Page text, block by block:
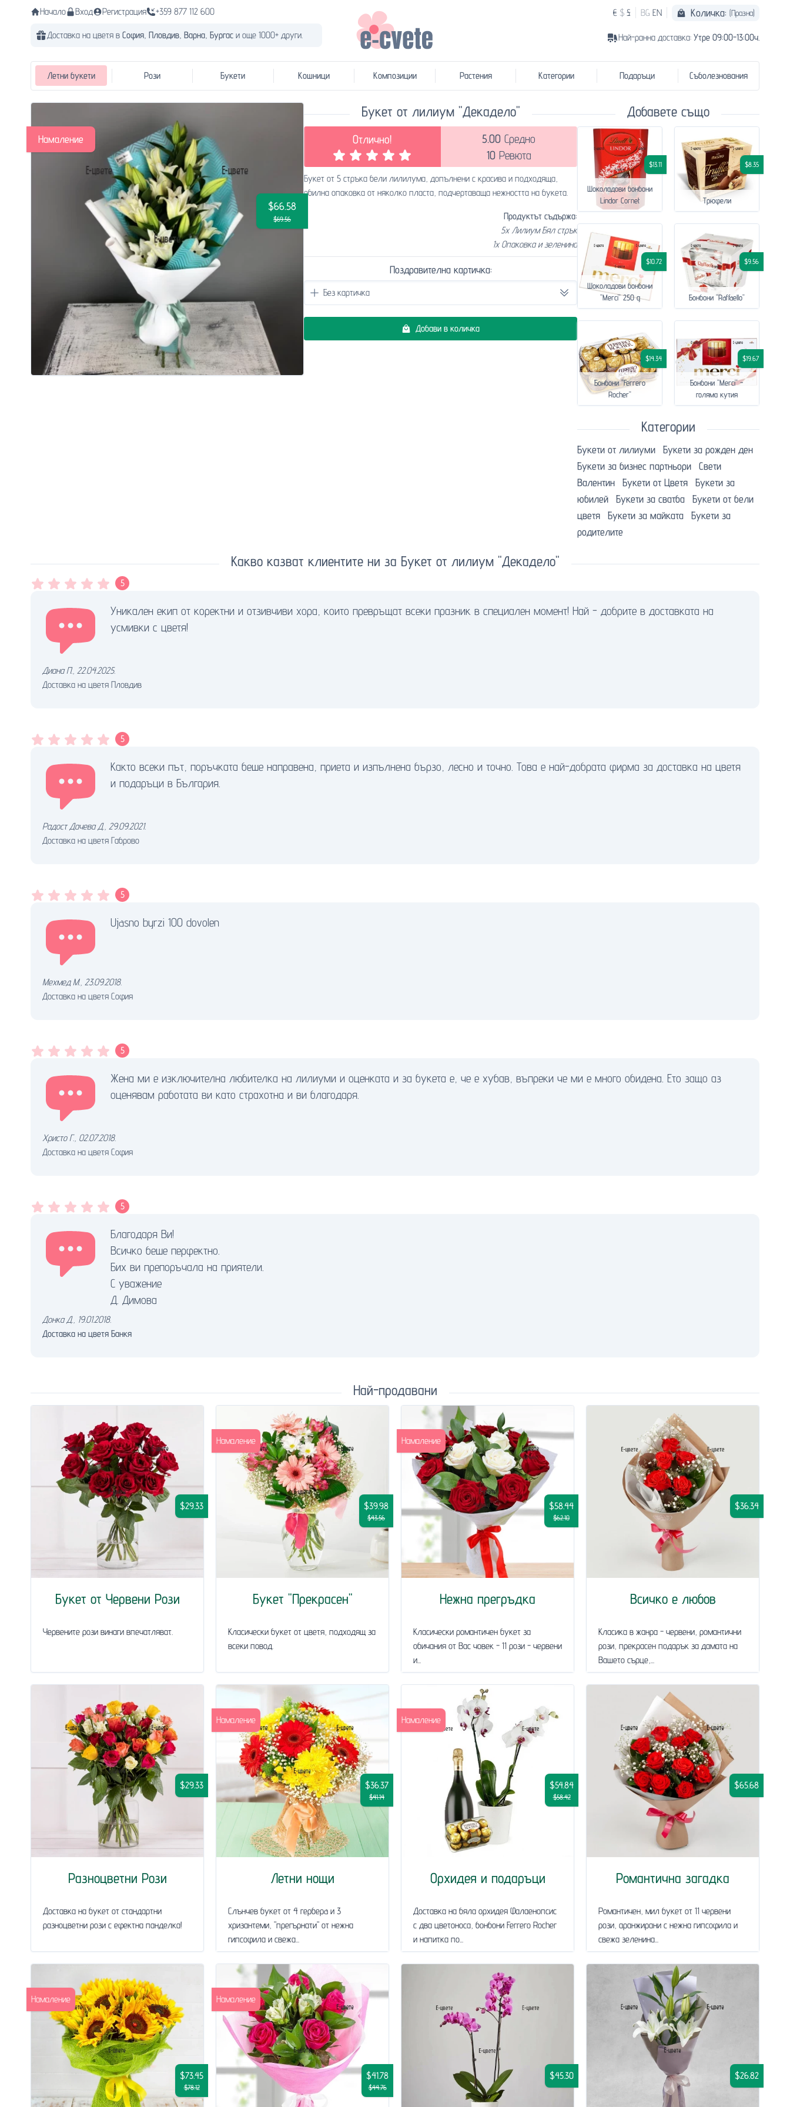
Начало Вход Регистрация +359 877 112 600
Доставка на цветя в София, Пловдив, Варна, Бургас и още 1000+ други.
€ $ £ BG EN Количка: (Празна)
Най-ранна доставка: Утре 09:00-13:00ч.
Летни букети Рози Букети Кошници Композиции Растения Категории Подаръци Съболезнования
$66.58
$69.56
Намаление
Букет от лилиум "Декадело"
Отлично! 5.00 Средно
10Ревюта
Букет от 5 стръка бели лилилума, допълнени с красива и подходяща,
обилна опаковка от няколко пласта, подчертаваща нежността на букета.
Продуктът съдържа:
5x Лилиум Бял стрък
1x Опаковка и зеленина
Поздравителна картичка:
Добави в количка
Добавете също
$13.11
Шоколадови бонбони
Lindor Cornet
$8.35
Трюфели
$10.72
Шоколадови бонбони
"Merci" 250 g
$9.56
Бонбони "Raffaello"
$14.34
Бонбони "Ferrero
Rocher"
$19.67
Бонбони "Merci" -
голяма кутия
Категории
Букети от лилиуми
Букети за рожден ден
Букети за бизнес партньори
Свети
Валентин
Букети от Цветя
Букети за
юбилей
Букети за сватба
Букети от бели
цветя
Букети за майката
Букети за
родителите
Какво казват клиентите ни за Букет от лилиум "Декадело"
5
Уникален екип от коректни и отзивчиви хора, които превръщат всеки празник в специален момент! Най - добрите в доставката на
усмивки с цветя!
Диана П., 22.04.2025.
Доставка на цветя Пловдив
5
Както всеки път, поръчката беше направена, приета и изпълнена бързо, лесно и точно. Това е най-добрата фирма за доставка на цветя
и подаръци в България.
Радост Дачева Д., 29.09.2021.
Доставка на цветя Габрово
5
Ujasno byrzi 100 dovolen
Мехмед М., 23.09.2018.
Доставка на цветя София
5
Жена ми е изключителна любителка на лилиуми и оценката и за букета е, че е хубав, въпреки че ми е много обидена. Ето защо аз
оценявам работата ви като страхотна и ви благодаря.
Христо Г., 02.07.2018.
Доставка на цветя София
5
Благодаря Ви!
Всичко беше перфектно.
Бих ви препоръчала на приятели.
С уважение
Д. Димова
Донка Д., 19.01.2018.
Доставка на цветя Банкя
Най-продавани
Букет от Червени Рози
$29.33
Червените рози винаги впечатляват.
Букет "Прекрасен"
$39.98
$43.56
Намаление
Класически букет от цветя, подходящ за
всеки повод.
Нежна прегръдка
$58.44
$62.10
Намаление
Класически романтичен букет за
обичания от Вас човек - 11 рози - червени
и...
Всичко е любов
$36.34
Класика в жанра - червени, романтични
рози, прекрасен подарък за дамата на
Вашето сърце,...
Разноцветни Рози
$29.33
Доставка на букет от стандартни
разноцветни рози с ефектна панделка!
Летни нощи
$36.37
$41.14
Намаление
Слънчев букет от 4 герберa и 3
хризантеми, "прегърнати" от нежна
гипсофила и свежа...
Орхидея и подаръци
$54.84
$58.42
Намаление
Доставка на бяла орхидея Фалаенопсис
с два цветоноса, бонбони Ferrero Rocher
и напитка по...
Романтична загадка
$65.68
Романтичен, мил букет от 11 червени
рози, аранжирани с нежна гипсофила и
свежа зеленина...
$73.45
$78.12
Намаление
$41.78
$44.76
Намаление
$45.30 $26.82